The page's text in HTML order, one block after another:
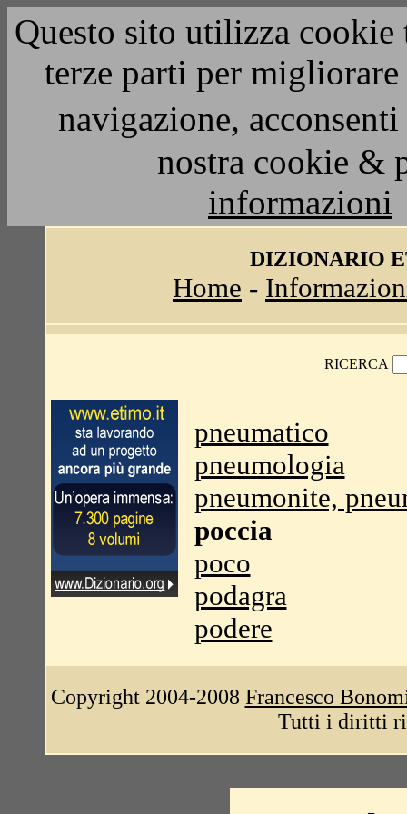
Questo sito utilizza
terze parti per
navigazione,
nostra cookie &
informazioni
DIZIONARIO
Home -
RICERCA
pneumatico
pneumologia
pneumonite,
poccia
poco
podagra
podere
Copyright 2004-2008 Francesco
Tutti i diritti